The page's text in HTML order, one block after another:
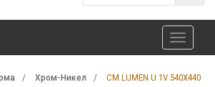
Toggle
navigation
Хром-Никел CM LUMEN U 1V 540X440